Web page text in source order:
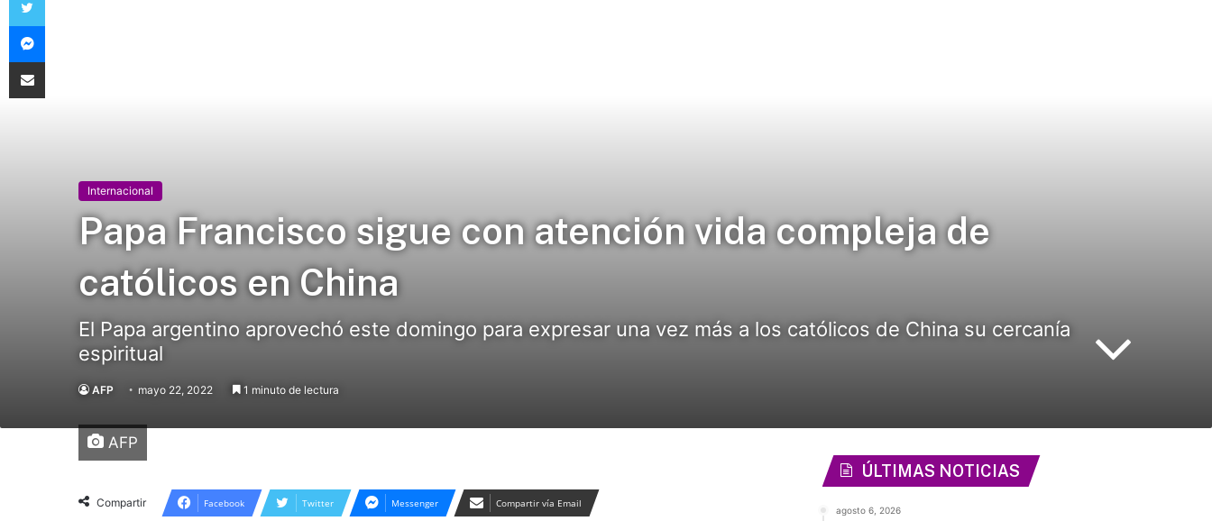
Internacional
Papa Francisco sigue con atención vida compleja de
católicos en China
El Papa argentino aprovechó este domingo para expresar una vez más a los católicos de China su cercanía
espiritual
AFP mayo 22, 2022 1 minuto de lectura
AFP
Compartir Facebook Twitter Messenger Compartir vía Email
ÚLTIMAS NOTICIAS
agosto 6, 2026
Messenger
Compartir vía Email